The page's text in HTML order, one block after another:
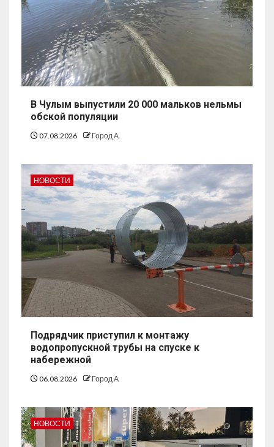
В Чулым выпустили 20 000 мальков нельмы
обской популяции
07.08.2026 Город А
НОВОСТИ
Подрядчик приступил к монтажу
водопропускной трубы на спуске к
набережной
06.08.2026 Город А
НОВОСТИ